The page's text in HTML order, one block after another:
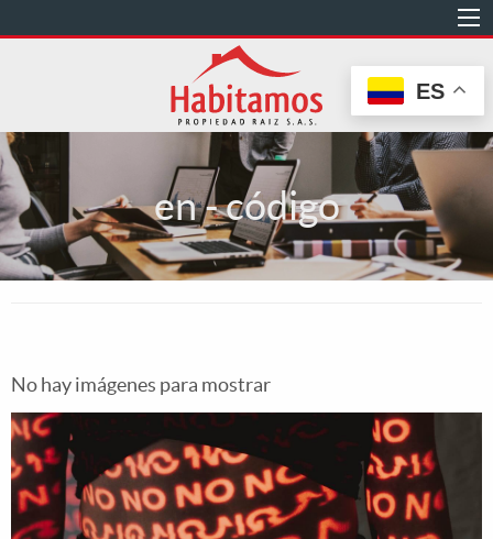
al
en - código
No hay imágenes para mostrar
ES